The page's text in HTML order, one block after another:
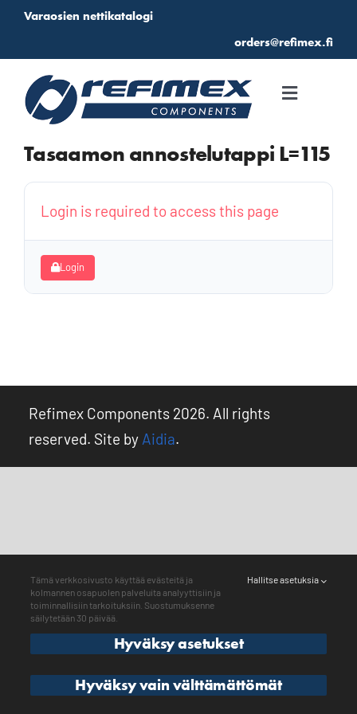
Skip
content
Varaosien nettikatalogi
orders@refimex.fi
Toggle
Katalogi
Suosikit
Kirjautuminen
Tasaamon annostelutappi L=115
Login is required to access this page
Login
Refimex Components 2026. All rights
reserved. Site by Aidia.
Tämä verkkosivusto käyttää evästeitä ja
kolmannen osapuolen palveluita analyyttisiin ja
toiminnallisiin tarkoituksiin. Suostumuksenne
säilytetään 30 päivää.
Hallitse asetuksia
Hyväksy asetukset
Hyväksy vain välttämättömät